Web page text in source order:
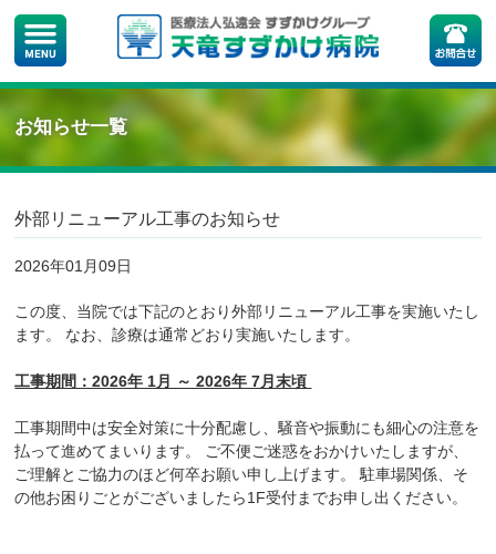
お知らせ一覧
外部リニューアル工事のお知らせ
2026年01月09日
この度、当院では下記のとおり外部リニューアル工事を実施いたし
ます。 なお、診療は通常どおり実施いたします。
工事期間：2026年 1月 ～ 2026年 7月末頃
工事期間中は安全対策に十分配慮し、騒音や振動にも細心の注意を
払って進めてまいります。 ご不便ご迷惑をおかけいたしますが、
ご理解とご協力のほど何卒お願い申し上げます。 駐車場関係、そ
の他お困りごとがございましたら1F受付までお申し出ください。